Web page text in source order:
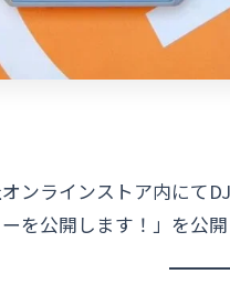
ンラインストア内にて
を公開します！」を公開